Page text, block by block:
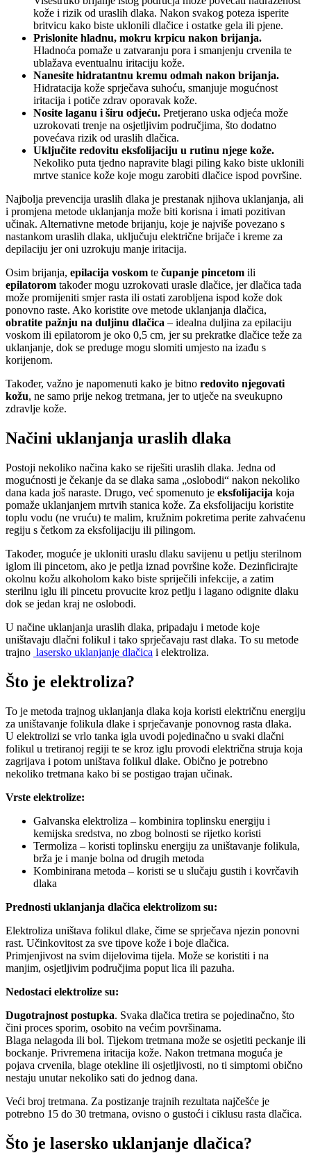
kože i rizik od uraslih dlaka. Nakon svakog poteza isperite
britvicu kako biste uklonili dlačice i ostatke gela ili pjene.
Prislonite hladnu, mokru krpicu nakon brijanja.
Hladnoća pomaže u zatvaranju pora i smanjenju crvenila te
ublažava eventualnu iritaciju kože.
Nanesite hidratantnu kremu odmah nakon brijanja.
Hidratacija kože sprječava suhoću, smanjuje mogućnost
iritacija i potiče zdrav oporavak kože.
Nosite laganu i širu odjeću. Pretjerano uska odjeća može
uzrokovati trenje na osjetljivim područjima, što dodatno
povećava rizik od uraslih dlačica.
Uključite redovitu eksfolijaciju u rutinu njege kože.
Nekoliko puta tjedno napravite blagi piling kako biste uklonili
mrtve stanice kože koje mogu zarobiti dlačice ispod površine.
Najbolja prevencija uraslih dlaka je prestanak njihova uklanjanja, ali
i promjena metode uklanjanja može biti korisna i imati pozitivan
učinak. Alternativne metode brijanju, koje je najviše povezano s
nastankom uraslih dlaka, uključuju električne brijače i kreme za
depilaciju jer oni uzrokuju manje iritacija.
Osim brijanja, epilacija voskom te čupanje pincetom ili
epilatorom također mogu uzrokovati urasle dlačice, jer dlačica tada
može promijeniti smjer rasta ili ostati zarobljena ispod kože dok
ponovno raste. Ako koristite ove metode uklanjanja dlačica,
obratite pažnju na duljinu dlačica – idealna duljina za epilaciju
voskom ili epilatorom je oko 0,5 cm, jer su prekratke dlačice teže za
uklanjanje, dok se preduge mogu slomiti umjesto na izađu s
korijenom.
Također, važno je napomenuti kako je bitno redovito njegovati
kožu, ne samo prije nekog tretmana, jer to utječe na sveukupno
zdravlje kože.
Načini uklanjanja uraslih dlaka
Postoji nekoliko načina kako se riješiti uraslih dlaka. Jedna od
mogućnosti je čekanje da se dlaka sama „oslobodi“ nakon nekoliko
dana kada još naraste. Drugo, već spomenuto je eksfolijacija koja
pomaže uklanjanjem mrtvih stanica kože. Za eksfolijaciju koristite
toplu vodu (ne vruću) te malim, kružnim pokretima perite zahvaćenu
regiju s četkom za eksfolijaciju ili pilingom.
Također, moguće je ukloniti uraslu dlaku savijenu u petlju sterilnom
iglom ili pincetom, ako je petlja iznad površine kože. Dezinficirajte
okolnu kožu alkoholom kako biste spriječili infekcije, a zatim
sterilnu iglu ili pincetu provucite kroz petlju i lagano odignite dlaku
dok se jedan kraj ne oslobodi.
U načine uklanjanja uraslih dlaka, pripadaju i metode koje
uništavaju dlačni folikul i tako sprječavaju rast dlaka. To su metode
trajno lasersko uklanjanje dlačica i elektroliza.
Što je elektroliza?
To je metoda trajnog uklanjanja dlaka koja koristi električnu energiju
za uništavanje folikula dlake i sprječavanje ponovnog rasta dlaka.
U elektrolizi se vrlo tanka igla uvodi pojedinačno u svaki dlačni
folikul u tretiranoj regiji te se kroz iglu provodi električna struja koja
zagrijava i potom uništava folikul dlake. Obično je potrebno
nekoliko tretmana kako bi se postigao trajan učinak.
Vrste elektrolize:
Galvanska elektroliza – kombinira toplinsku energiju i
kemijska sredstva, no zbog bolnosti se rijetko koristi
Termoliza – koristi toplinsku energiju za uništavanje folikula,
brža je i manje bolna od drugih metoda
Kombinirana metoda – koristi se u slučaju gustih i kovrčavih
dlaka
Prednosti uklanjanja dlačica elektrolizom su:
Elektroliza uništava folikul dlake, čime se sprječava njezin ponovni
rast. Učinkovitost za sve tipove kože i boje dlačica.
Primjenjivost na svim dijelovima tijela. Može se koristiti i na
manjim, osjetljivim područjima poput lica ili pazuha.
Nedostaci elektrolize su:
Dugotrajnost postupka. Svaka dlačica tretira se pojedinačno, što
čini proces sporim, osobito na većim površinama.
Blaga nelagoda ili bol. Tijekom tretmana može se osjetiti peckanje ili
bockanje. Privremena iritacija kože. Nakon tretmana moguća je
pojava crvenila, blage otekline ili osjetljivosti, no ti simptomi obično
nestaju unutar nekoliko sati do jednog dana.
Veći broj tretmana. Za postizanje trajnih rezultata najčešće je
potrebno 15 do 30 tretmana, ovisno o gustoći i ciklusu rasta dlačica.
Što je lasersko uklanjanje dlačica?